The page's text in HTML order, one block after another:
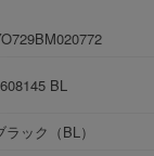
BL
ラック（BL）